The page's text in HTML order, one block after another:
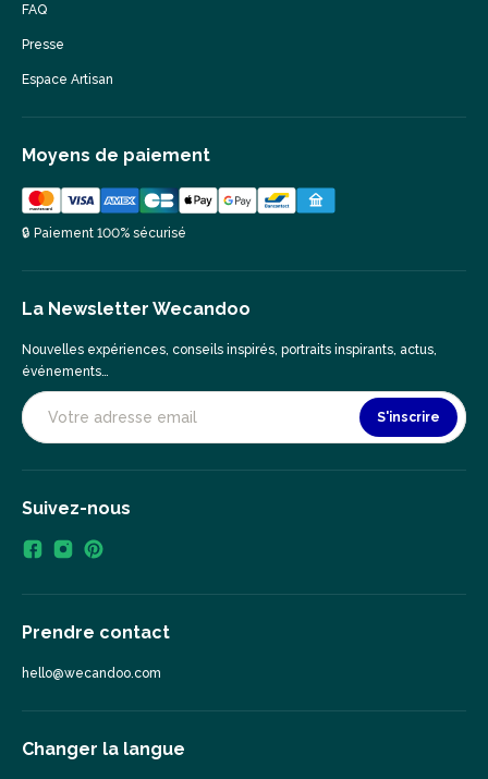
FAQ
Presse
Espace Artisan
Moyens de paiement
🔒 Paiement 100% sécurisé
La Newsletter Wecandoo
Nouvelles expériences, conseils inspirés, portraits inspirants, actus,
événements…
S'inscrire
Suivez-nous
Prendre contact
hello@wecandoo.com
Changer la langue